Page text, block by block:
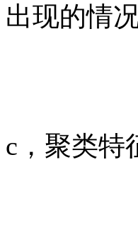
出现的情
c，聚类特